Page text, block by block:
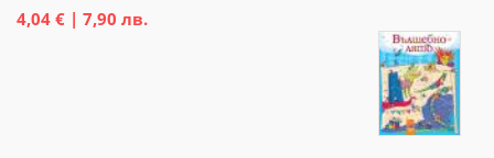
4,04 € | 7,90 лв.